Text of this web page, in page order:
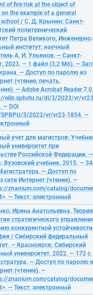
of fire risk at the object of
the example of a general
school / С. Д. Крынин; Санкт-
политехнический
Петра Великого, Инженерно-
институт; научный
А. И. Ульянов. — Санкт-
2023. — 1 файл (3,2 Мб). —
— Доступ по паролю из
(чтение, печать,
— Adobe Acrobat Reader
elib.spbstu.ru/dl/3/2023/vr/
— DOI
3/2023/vr/vr23-1854. —
учет для магистров:
университет при
Российской Федерации.
Вузовский учебник, 2015. —
— Доступ по
сети Интернет (чтение). —
znanium.com/catalog/
— Текст: электронный
Ирина Анатольевна.
стратегического
конкурентной
/ Сибирский федеральный
— Красноярск: Сибирский
университет, 2022. — 172
— Доступ по паролю
(чтение). —
znanium.com/catalog/
— Текст: электронный